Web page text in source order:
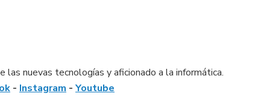
las nuevas tecnologías y aficionado a la informática.
- Instagram - Youtube